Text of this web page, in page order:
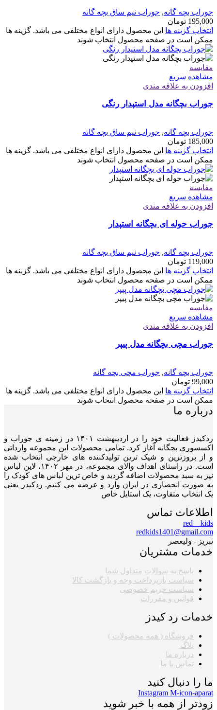
جوراب بچه گانه, جوراب نیم ساق بچه گانه
195,000 تومان
انتخاب گزینه ها این محصول دارای انواع مختلفی می باشد. گزینه ها
ممکن است در صفحه محصول انتخاب شوند
مقایسه
مشاهده سریع
افزودن به علاقه مندی
جوراب بچگانه مدل استپدار رنگی
جوراب بچه گانه, جوراب نیم ساق بچه گانه
185,000 تومان
انتخاب گزینه ها این محصول دارای انواع مختلفی می باشد. گزینه ها
ممکن است در صفحه محصول انتخاب شوند
مقایسه
مشاهده سریع
افزودن به علاقه مندی
جوراب حوله ای بچگانه استپدار
جوراب بچه گانه, جوراب نیم ساق بچه گانه
119,000 تومان
انتخاب گزینه ها این محصول دارای انواع مختلفی می باشد. گزینه ها
ممکن است در صفحه محصول انتخاب شوند
مقایسه
مشاهده سریع
افزودن به علاقه مندی
جوراب مچی بچگانه مدل پیپر
جوراب بچه گانه, جوراب مچی بچه گانه
99,000 تومان
انتخاب گزینه ها این محصول دارای انواع مختلفی می باشد. گزینه ها
ممکن است در صفحه محصول انتخاب شوند
درباره ما
ردکیدز فعالیت خود را در اردیبهشت ۱۴۰۱ در زمینه ی جوراب و
اکسسوری بچگانه آغاز کرد. تمامی محصولات این مجموعه وارداتی
و از بروزترین و شیک ترین تولیدکننده های خارجی انتخاب شده
است. در راستای اهداف والای مجموعه، در مهر ۱۴۰۲، لاین لباس
نیز به سبد محصولات اضافه گردید و خاص ترین لباس های کودک را
به صورت انحصاری در ایران وارد و عرضه می کنیم. ردکیدز یعنی
یک انتخاب متفاوت، یک استایل خاص
اطلاعات تماس
red__kids
redkids1401@gmail.com
تبریز - ولیعصر
خدمات مشتریان
پاسخ به سوالات متداول شما
سیاست بازپرداخت وجه و بازگشت کالا
سیاست حریم خصوصی
قوانین و مقررات
خدمات رد کیدز
فروشگاه ( همه محصولات )
بلاگ
درباره ما
تماس با ما
ما را دنبال کنید
Instagram M-icon-aparat
زودتر از همه با خبر شوید